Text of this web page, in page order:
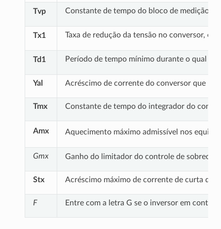
Tvp Constante de tempo do bloco de medição
Tx1 Taxa de redução da tensão no conversor,
Td1 Período de tempo mínimo durante o qual o
Yal Acréscimo de corrente do conversor que
Tmx Constante de tempo do integrador do
Amx Aquecimento máximo admissível nos
Gmx Ganho do limitador do controle de
Stx Acréscimo máximo de corrente de curta
F Entre com a letra G se o inversor em